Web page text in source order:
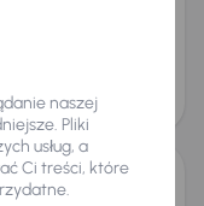
naszej
Pliki
usług, a
Ci treści, które